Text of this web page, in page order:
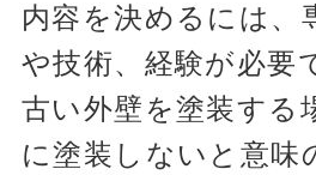
内容を決めるには、
や技術、経験が必要
古い外壁を塗装する
に塗装しないと意味